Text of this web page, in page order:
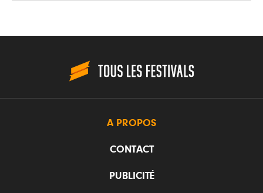
A PROPOS
CONTACT
PUBLICITÉ